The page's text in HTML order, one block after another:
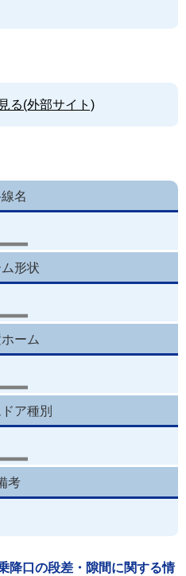
る(外部サイト)
名
形状
ーム
ア種別
考
降口の段差・隙間に関する情